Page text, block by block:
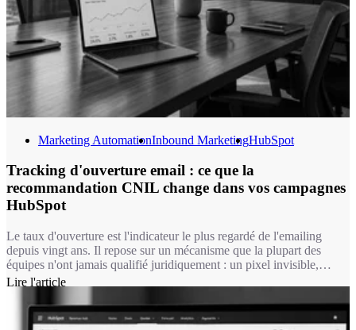
Marketing AutomationInbound MarketingHubSpot
Tracking d'ouverture email : ce que la
recommandation CNIL change dans vos campagnes
HubSpot
Le taux d'ouverture est l'indicateur le plus regardé de l'emailing
depuis vingt ans. Il repose sur un mécanisme que la plupart des
équipes n'ont jamais qualifié juridiquement : un pixel invisible,
chargé à l'ouverture du message. Depuis le 14 avril 2026, ce
pour une bonne partie de vos usages, mesurer une ouverture
suppose désormais le consentement du destinataire.
Lire l'article